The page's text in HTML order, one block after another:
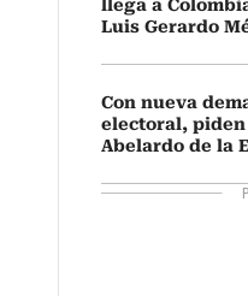
llega a
Luis Gerardo
Con nueva
electoral, piden
Abelardo de la